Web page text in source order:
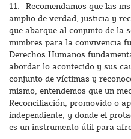
11.- Recomendamos que las
amplio de verdad, justicia y
que abarque al conjunto de la
mimbres para la convivencia
Derechos Humanos
abordar lo acontecido y sus
conjunto de víctimas y
mismo, entendemos que un
Reconciliación, promovido o
independiente, y donde el
es un instrumento útil para